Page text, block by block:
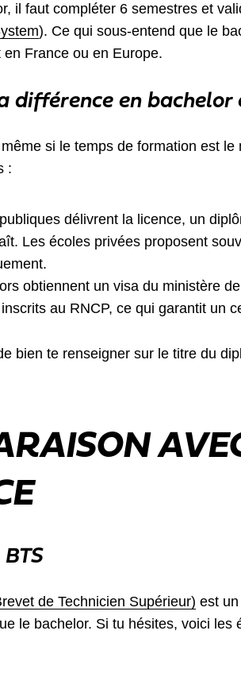
il faut compléter 6 semestres et
). Ce qui sous-entend que le
France ou en Europe.
différence en bachelor
si le temps de formation est
:
délivrent la licence, un
Les écoles privées proposent
obtiennent un visa du ministère
au RNCP, ce qui garantit un
bien te renseigner sur le titre du
de Technicien Supérieur) est
le bachelor. Si tu hésites, voici les